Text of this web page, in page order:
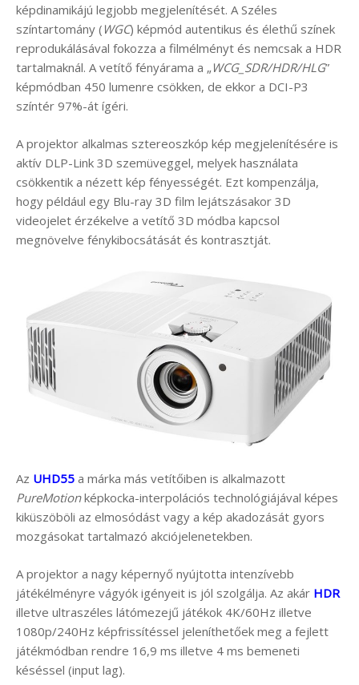
képdinamikájú legjobb megjelenítését. A Széles
színtartomány ( WGC) képmód autentikus és élethű színek
reprodukálásával fokozza a filmélményt és nemcsak a HDR
tartalmaknál. A vetítő fényárama a „WCG_SDR/HDR/HLG”
képmódban 450 lumenre csökken, de ekkor a DCI-P3
színtér 97%-át ígéri.
A projektor alkalmas sztereoszkóp kép megjelenítésére is
aktív DLP-Link 3D szemüveggel, melyek használata
csökkentik a nézett kép fényességét. Ezt kompenzálja,
hogy például egy Blu-ray 3D film lejátszásakor 3D
videojelet érzékelve a vetítő 3D módba kapcsol
megnövelve fénykibocsátását és kontrasztját.
Az UHD55 a márka más vetítőiben is alkalmazott
PureMotionképkocka-interpolációs technológiájával képes
kiküszöböli az elmosódást vagy a kép akadozását gyors
mozgásokat tartalmazó akciójelenetekben.
A projektor a nagy képernyő nyújtotta intenzívebb
játékélményre vágyók igényeit is jól szolgálja. Az akár HDR
illetve ultraszéles látómezejű játékok 4K/60Hz illetve
1080p/240Hz képfrissítéssel jeleníthetőek meg a fejlett
játékmódban rendre 16,9 ms illetve 4 ms bemeneti
késéssel (input lag).